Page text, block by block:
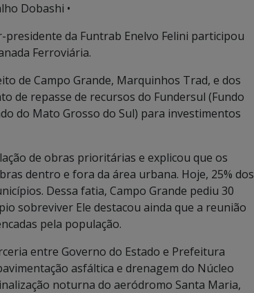
Dobashi •
da Funtrab Enelvo Felini participou
Ferroviária.
de Campo Grande, Marquinhos Trad, e dos
de repasse de recursos do Fundersul (Fundo
do Mato Grosso do Sul) para investimentos
de obras prioritárias e explicou que os
dentro e fora da área urbana. Hoje, 25% dos
Dessa fatia, Campo Grande pediu 30
sobreviver Ele destacou ainda que a reunião
pela população.
entre Governo do Estado e Prefeitura
asfáltica e drenagem do Núcleo
noturna do aeródromo Santa Maria,